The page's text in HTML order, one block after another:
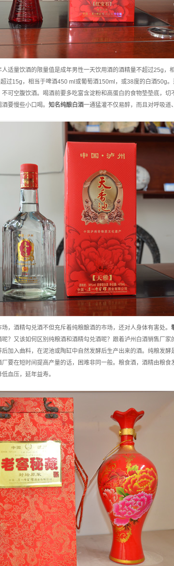
适量饮酒的限量值是成年男性一天饮用酒的酒精量不超过25g，
过15g，相当于啤酒450 ml或葡萄酒150ml，或38度的白酒50g
可空腹饮酒。喝酒前要多吃富含淀粉和高蛋白的食物垫垫底，
要慢些小口喝。 知名纯酿白酒一通猛灌不仅易醉，而且对呼吸道
，酒精勾兑酒不但充斥着纯粮酿酒的市场，还对人身体有害处。
？又该如何区别纯粮酒和酒精勾兑酒呢？跟着泸州白酒销售厂家
加入曲料，在泥池或陶缸中自然发酵后生产出来的酒。纯粮发酵
要在短时间提高产量的话，困难非同一般。粮食酒，酒精由粮食
血压，延年益寿。